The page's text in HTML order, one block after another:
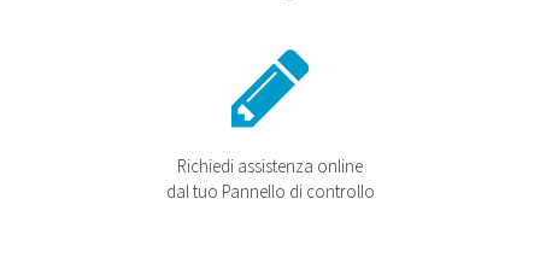
Richiedi assistenza online
dal tuo Pannello di controllo